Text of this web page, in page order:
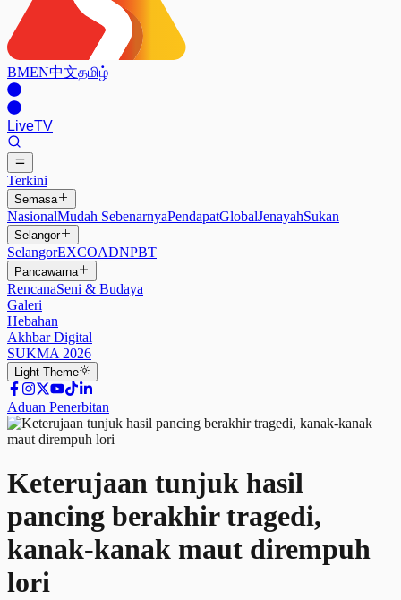
BMEN中文தமிழ்
LiveTV
Terkini
Semasa
NasionalMudah SebenarnyaPendapatGlobalJenayahSukan
Selangor
SelangorEXCOADNPBT
Pancawarna
RencanaSeni & Budaya
Galeri
Hebahan
Akhbar Digital
SUKMA 2026
Light Theme
Aduan Penerbitan
Keterujaan tunjuk hasil
pancing berakhir tragedi,
kanak-kanak maut dirempuh
lori